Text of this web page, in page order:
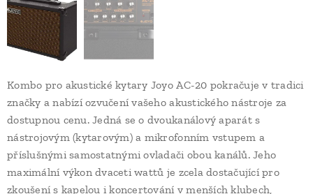
Kombo pro akustické kytary Joyo AC-20 pokračuje v tradici
značky a nabízí ozvučení vašeho akustického nástroje za
dostupnou cenu. Jedná se o dvoukanálový aparát s
nástrojovým (kytarovým) a mikrofonním vstupem a
příslušnými samostatnými ovladači obou kanálů. Jeho
maximální výkon dvaceti wattů je zcela dostačující pro
zkoušení s kapelou i koncertování v menších klubech,